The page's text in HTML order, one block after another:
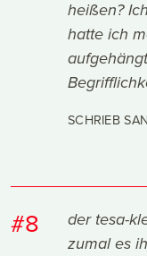
heißen?
hatte ich
SCHRIEB
#8
der tesa-
zumal es